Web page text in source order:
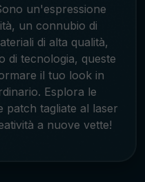
un'espressione
un connubio di
di alta qualità,
di tecnologia, queste
il tuo look in
Esplora le
patch tagliate al laser
a nuove vette!